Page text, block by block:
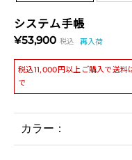
システム手帳
¥53,900 税込 再入荷
税込11,000円以上ご購入で送
で
カラー：